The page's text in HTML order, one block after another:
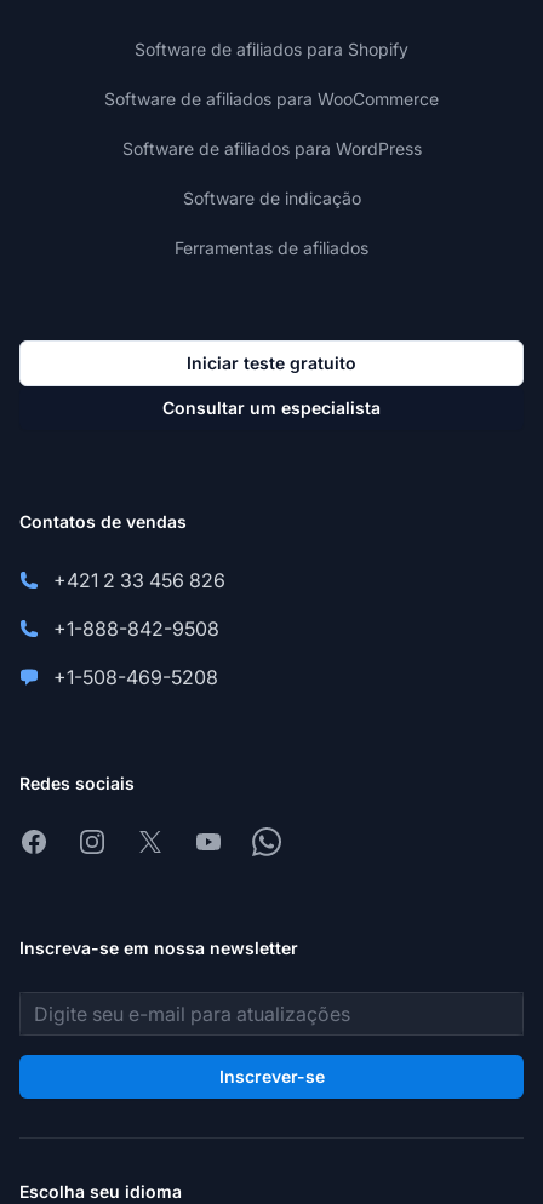
Software de afiliados para Shopify
Software de afiliados para WooCommerce
Software de afiliados para WordPress
Software de indicação
Ferramentas de afiliados
Iniciar teste gratuito
Consultar um especialista
Contatos de vendas
+421 2 33 456 826
+1-888-842-9508
+1-508-469-5208
Redes sociais
FacebookInstagram
X YoutubeWhatsapp
Inscreva-se em nossa newsletter
Endereço de e-mail
Inscrever-se
Escolha seu idioma